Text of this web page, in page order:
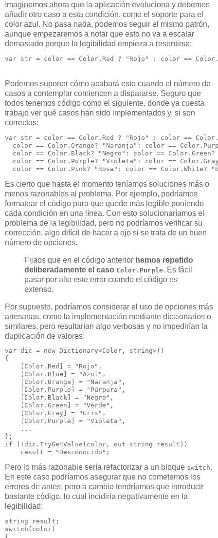
Imaginemos ahora que la aplicación evoluciona y debemos
añadir otro caso a esta condición, como el soporte para el
color azul. No pasa nada, podemos seguir el mismo patrón,
aunque empezaremos a notar que esto no va a escalar
demasiado porque la legibilidad empieza a resentirse:
Podemos suponer cómo acabará esto cuando el número de
casos a contemplar comiencen a dispararse. Seguro que
todos tenemos código como el siguiente, donde ya cuesta
trabajo ver qué casos han sido implementados y, si son
correctos:
var str = color == Color.Red ? "Rojo" : color ==
color == Color.Orange? "Naranja": color ==
color == Color.Black? "Negro": color ==
color == Color.Purple? "Violeta": color ==
Es cierto que hasta el momento teníamos soluciones más o
menos razonables al problema. Por ejemplo, podríamos
formatear el código para que quede más legible poniendo
cada condición en una línea. Con esto solucionaríamos el
problema de la legibilidad, pero no podríamos verificar su
corrección, algo difícil de hacer a ojo si se trata de un buen
número de opciones.
Fijaos que en el código anterior hemos repetido
deliberadamente el caso Color.Purple. Es fácil
pasar por alto este error cuando el código es
extenso.
Por supuesto, podríamos considerar el uso de opciones más
artesanas, como la implementación mediante diccionarios o
similares, pero resultarían algo verbosas y no impedirían la
duplicación de valores:
var dic = new Dictionary<Color, string>()
{
    [Color.Red] = "Rojo",
    [Color.Blue] = "Azul",
    [Color.Orange] = "Naranja",
    [Color.Purple] = "Púrpura",
    [Color.Black] = "Negro",
    [Color.Green] = "Verde",
    [Color.Gray] = "Gris",
    [Color.Purple] = "Violeta",
    ...
};
if (!dic.TryGetValue(color, out string result))
Pero lo más razonable sería refactorizar a un bloque switch.
En este caso podríamos asegurar que no cometemos los
errores de antes, pero a cambio tendríamos que introducir
bastante código, lo cual incidiría negativamente en la
legibilidad:
string result;
switch(color)